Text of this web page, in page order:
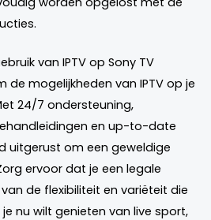
van IPTV op Sony TV
de mogelijkheden van IPTV op je
24/7 ondersteuning,
en up-to-date
uitgerust om een geweldige
ervoor dat je een legale
de flexibiliteit en variëteit die
nu wilt genieten van live sport,